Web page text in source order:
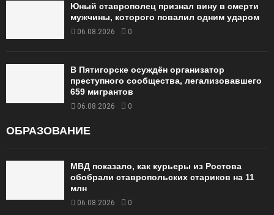
Юный ставрополец признал вину в смерти
мужчины, которого повалил одним ударом
06.08.2026 0
В Пятигорске осуждён организатор
преступного сообщества, легализовавшего
659 мигрантов
06.08.2026 0
ОБРАЗОВАНИЕ
МВД показало, как курьеры из Ростова
обобрали ставропольских стариков на 11
млн
06.08.2026 0